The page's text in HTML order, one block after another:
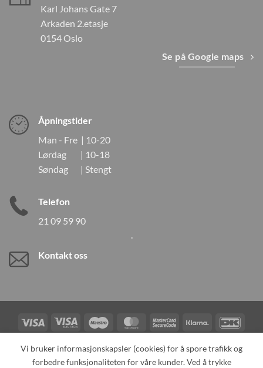
Karl Johans Gate 7
Arkaden 2.etasje
0154 Oslo
Se på Google maps
Åpningstider
Man - Fre | 10-20
Lørdag | 10-18
Søndag | Stengt
Telefon
21 09 59 90
Kontakt oss
Visa
Visa
Electron
Maestro MasterCardMasterCard
2
Klarna
Card
TILBAKEKALLINGER KONTAKT OSS OM OSS
Vi bruker informasjonskapsler (cookies) for å spore trafikk og
forbedre funksjonaliteten for våre kunder. Ved å trykke